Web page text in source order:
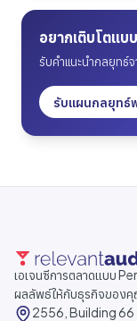
อยากเติบโตแบ
รับคำแนะนำกลยุทธ์
รับแผนกลยุทธ์
เอเจนซีการตลาดแบบ
ผลลัพธ์ให้กับธุรกิจของ
2556, Building 66